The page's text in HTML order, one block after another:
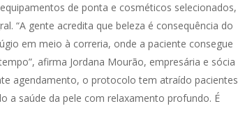
de ponta e cosméticos selecionados,
“A gente acredita que beleza é consequência do
em meio à correria, onde a paciente consegue
afirma Jordana Mourão, empresária e sócia
agendamento, o protocolo tem atraído pacientes
a saúde da pele com relaxamento profundo. É